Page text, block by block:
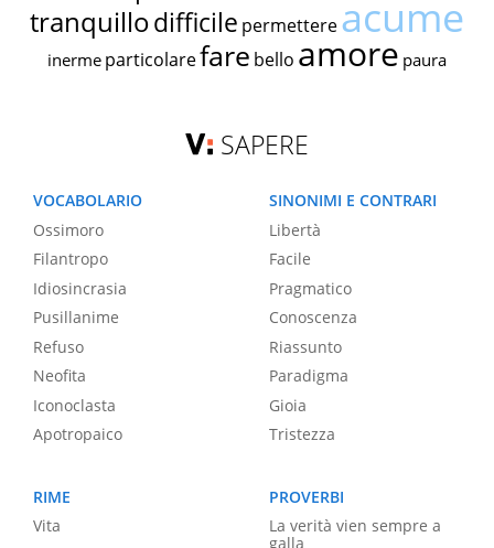
tranquillodifficile permettereacume
inerme particolarefare bello amore paura
SAPERE
VOCABOLARIO
Ossimoro
Filantropo
Idiosincrasia
Pusillanime
Refuso
Neofita
Iconoclasta
Apotropaico
SINONIMI E CONTRARI
Libertà
Facile
Pragmatico
Conoscenza
Riassunto
Paradigma
Gioia
Tristezza
RIME
Vita
PROVERBI
La verità vien sempre a
galla